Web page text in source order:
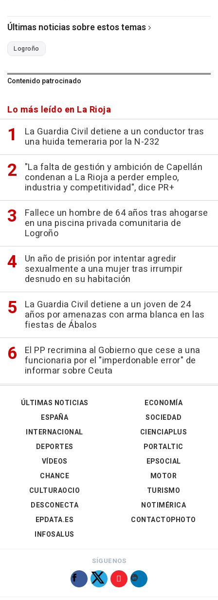
Últimas noticias sobre estos temas
Logroño
Contenido patrocinado
Lo más leído en La Rioja
La Guardia Civil detiene a un conductor tras
una huida temeraria por la N-232
"La falta de gestión y ambición de Capellán
condenan a La Rioja a perder empleo,
industria y competitividad", dice PR+
Fallece un hombre de 64 años tras ahogarse
en una piscina privada comunitaria de
Logroño
Un año de prisión por intentar agredir
sexualmente a una mujer tras irrumpir
desnudo en su habitación
La Guardia Civil detiene a un joven de 24
años por amenazas con arma blanca en las
fiestas de Ábalos
El PP recrimina al Gobierno que cese a una
funcionaria por el "imperdonable error" de
informar sobre Ceuta
ÚLTIMAS NOTICIAS
ESPAÑA
INTERNACIONAL
DEPORTES
VÍDEOS
ECONOMÍA
SOCIEDAD
CIENCIAPLUS
PORTALTIC
EPSOCIAL
CHANCE
CULTURAOCIO
DESCONECTA
EPDATA.ES
INFOSALUS
MOTOR
TURISMO
NOTIMÉRICA
CONTACTOPHOTO
SÍGUENOS